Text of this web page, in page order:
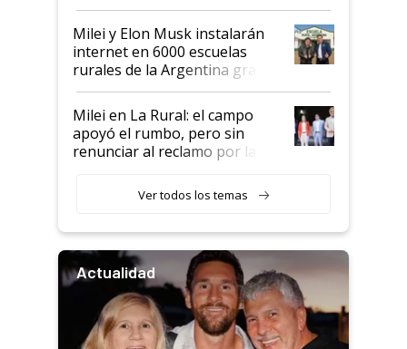
Milei y Elon Musk instalarán
internet en 6000 escuelas
rurales de la Argentina gracias
a un acuerdo con Starlink
Milei en La Rural: el campo
apoyó el rumbo, pero sin
renunciar al reclamo por las
Ver todos los temas
Actualidad